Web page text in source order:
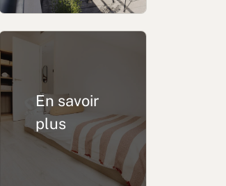
Conditions d'utilisation
En savoir
plus